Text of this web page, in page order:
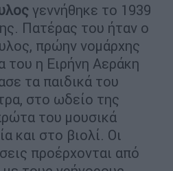
γεννήθηκε το 1939
Πατέρας του ήταν ο
πρώην νομάρχης
του η Ειρήνη Αεράκη
τα παιδικά του
στο ωδείο της
του μουσικά
και στο βιολί. Οι
προέρχονται από